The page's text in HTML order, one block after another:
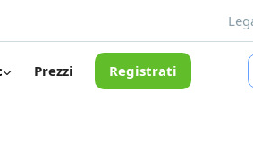
Prezzi Registrati